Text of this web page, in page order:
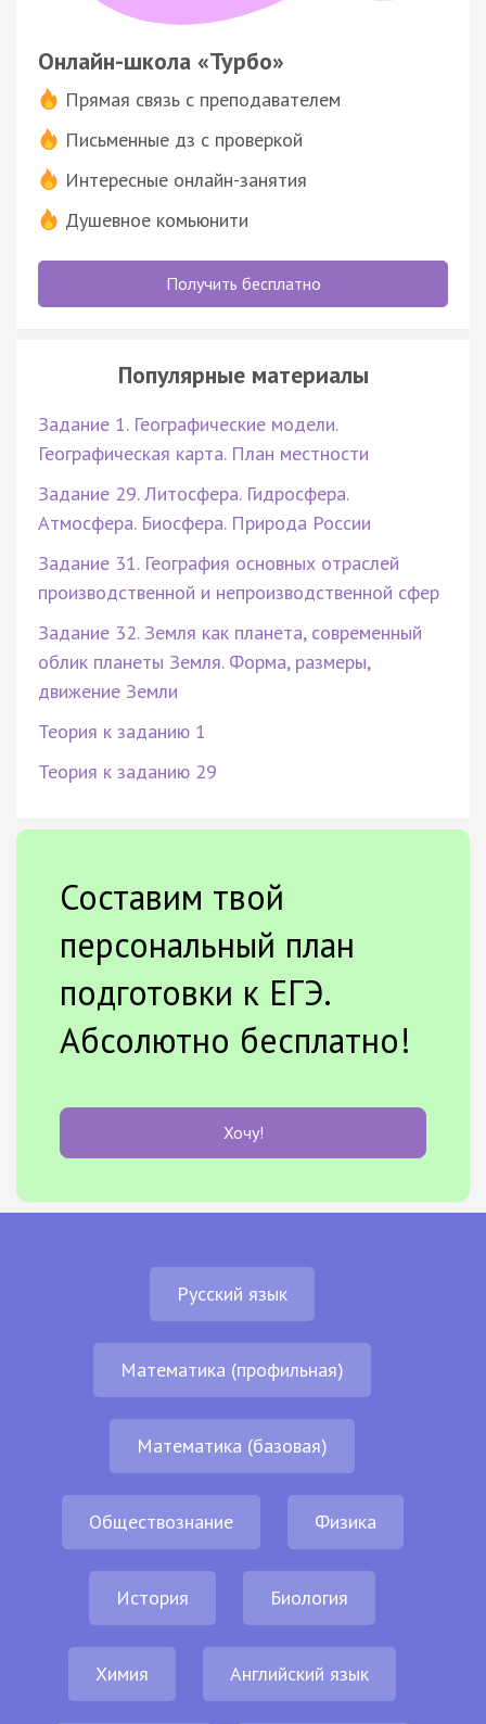
Онлайн-школа «Турбо»
Прямая связь с преподавателем
Письменные дз с проверкой
Интересные онлайн-занятия
Душевное комьюнити
Получить бесплатно
Популярные материалы
Задание 1. Географические модели.
Географическая карта. План местности
Задание 29. Литосфера. Гидросфера.
Атмосфера. Биосфера. Природа России
Задание 31. География основных отраслей
производственной и непроизводственной сфер
Задание 32. Земля как планета, современный
облик планеты Земля. Форма, размеры,
движение Земли
Теория к заданию 1
Теория к заданию 29
Составим твой
персональный план
подготовки к ЕГЭ.
Абсолютно бесплатно!
Хочу!
Русский язык
Математика (профильная)
Математика (базовая)
Обществознание Физика
История Биология
Химия Английский язык